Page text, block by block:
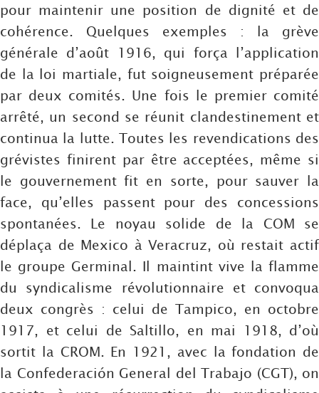
pour maintenir une position de dignité et de
cohérence. Quelques exemples : la grève
générale d’août 1916, qui força l’application
de la loi martiale, fut soigneusement préparée
par deux comités. Une fois le premier comité
arrêté, un second se réunit clandestinement et
continua la lutte. Toutes les revendications des
grévistes finirent par être acceptées, même si
le gouvernement fit en sorte, pour sauver la
face, qu’elles passent pour des concessions
spontanées. Le noyau solide de la COM se
déplaça de Mexico à Veracruz, où restait actif
le groupe Germinal. Il maintint vive la flamme
du syndicalisme révolutionnaire et convoqua
deux congrès : celui de Tampico, en octobre
1917, et celui de Saltillo, en mai 1918, d’où
sortit la CROM. En 1921, avec la fondation de
la Confederación General del Trabajo (CGT), on